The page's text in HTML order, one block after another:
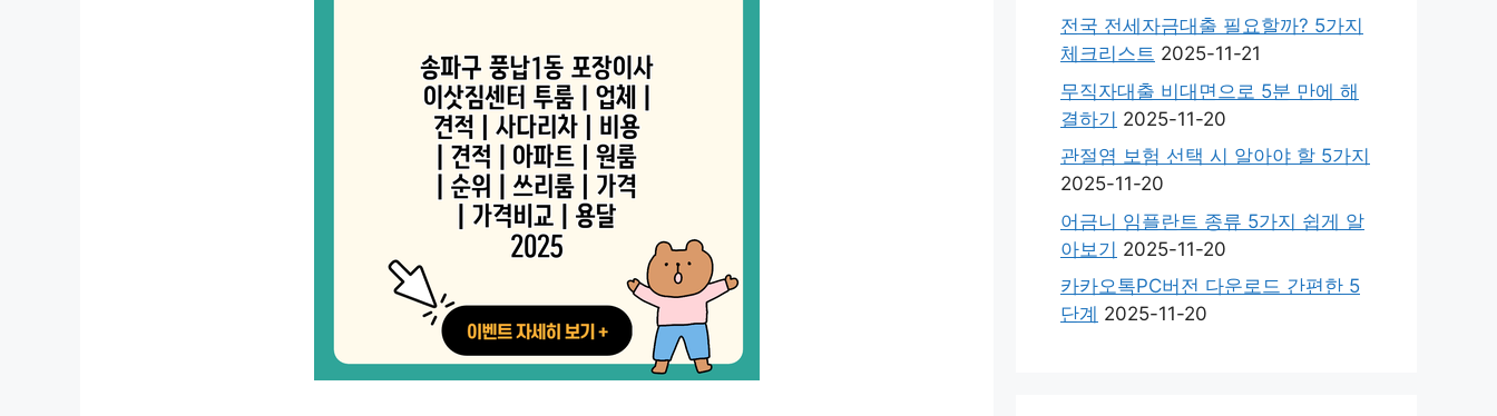
전국 전세자금대출 필요할까? 5가지
체크리스트 2025-11-21
무직자대출 비대면으로 5분 만에 해
결하기 2025-11-20
관절염 보험 선택 시 알아야 할 5가지
2025-11-20
어금니 임플란트 종류 5가지 쉽게 알
아보기 2025-11-20
카카오톡PC버전 다운로드 간편한 5
단계 2025-11-20